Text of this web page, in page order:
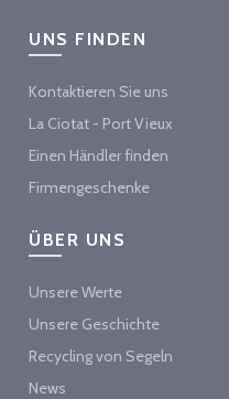
UNS FINDEN
Kontaktieren Sie uns
La Ciotat - Port Vieux
Einen Händler finden
Firmengeschenke
ÜBER UNS
Unsere Werte
Unsere Geschichte
Recycling von Segeln
News